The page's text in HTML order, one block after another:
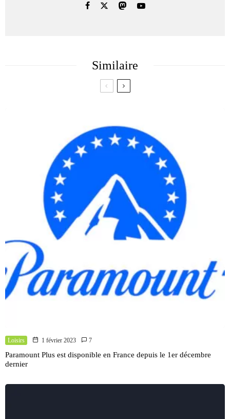
Similaire
Loisirs 1 février 2023 7
Paramount Plus est disponible en France depuis le 1er décembre
dernier